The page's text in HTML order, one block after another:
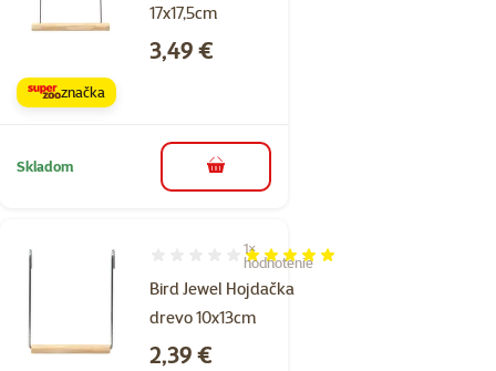
17x17,5cm
Cena
3,49 €
značka
Skladom do košíka
Bird Jewel Hojdačka
drevo 10x13cm
Hodnotenie 100%, počet hodnotení: 1
1×
hodnotenie
Cena
2,39 €